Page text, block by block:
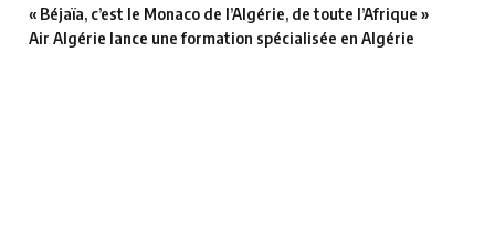
« Béjaïa, c’est le Monaco de l’Algérie, de toute l’Afrique »
Air Algérie lance une formation spécialisée en Algérie